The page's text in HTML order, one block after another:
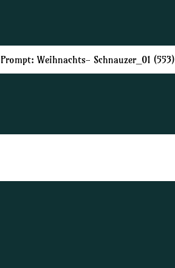
Prompt: Weihnachts- Schnauzer_01 (553)